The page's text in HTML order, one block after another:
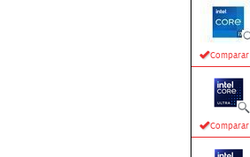
Comparar
Comparar